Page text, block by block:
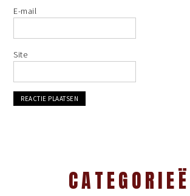
E-mail
Site